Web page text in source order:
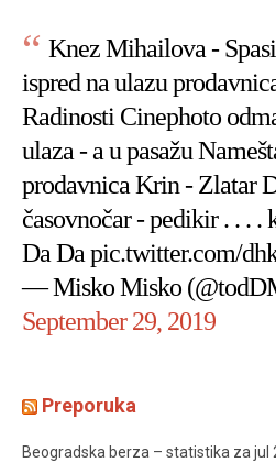
Knez Mihailova -
ispred na ulazu
Radinosti Cinephoto
ulaza - a u pasažu
prodavnica Krin - Zlatar
časovnočar - pedikir . . . .
Da Da pic.twitter.com/
— Misko Misko
September 29, 2019
Preporuka
Beogradska berza – statistika za jul